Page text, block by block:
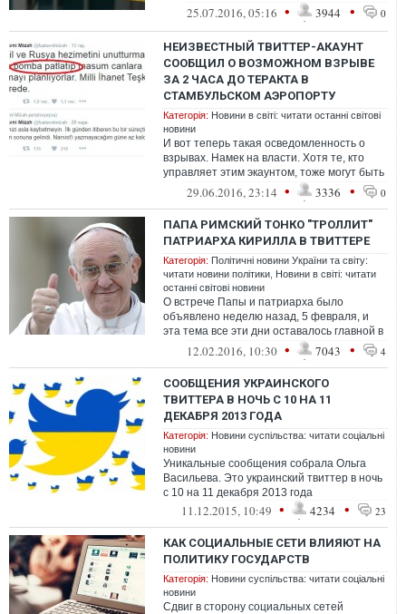
технологиями и общаться - но всему
25.07.2016, 05:16 • 3944 • 0
НЕИЗВЕСТНЫЙ ТВИТТЕР-АКАУНТ
СООБЩИЛ О ВОЗМОЖНОМ ВЗРЫВЕ
ЗА 2 ЧАСА ДО ТЕРАКТА В
СТАМБУЛЬСКОМ АЭРОПОРТУ
Категорія: Новини в світі: читати останні світові
новини
И вот теперь такая осведомленность о
взрывах. Намек на власти. Хотя те, кто
управляет этим экаунтом, тоже могут быть
организаторами теракта. У основно...
29.06.2016, 23:14 • 3336 • 0
ПАПА РИМСКИЙ ТОНКО "ТРОЛЛИТ"
ПАТРИАРХА КИРИЛЛА В ТВИТТЕРЕ
Категорія: Політичні новини України та світу:
читати новини політики Новини в світі: читати
останні світові новини
О встрече Папы и патриарха было
объявлено неделю назад, 5 февраля, и
эта тема все эти дни оставалось главной в
информационной повестке РПЦ МП
12.02.2016, 10:30 • 7043 • 4
СООБЩЕНИЯ УКРАИНСКОГО
ТВИТТЕРА В НОЧЬ С 10 НА 11
ДЕКАБРЯ 2013 ГОДА
Категорія: Новини суспільства: читати соціальні
новини
Уникальные сообщения собрала Ольга
Васильева. Это украинский твиттер в ночь
с 10 на 11 декабря 2013 года
11.12.2015, 10:49 • 4234 • 23
КАК СОЦИАЛЬНЫЕ СЕТИ ВЛИЯЮТ НА
ПОЛИТИКУ ГОСУДАРСТВ
Категорія: Новини суспільства: читати соціальні
новини
Сдвиг в сторону социальных сетей